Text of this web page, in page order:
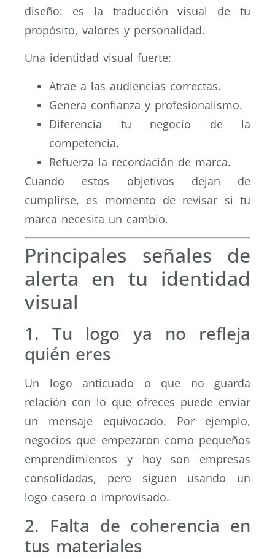
diseño: es la traducción visual de tu
propósito, valores y personalidad.
Una identidad visual fuerte:
Atrae a las audiencias correctas.
Genera confianza y profesionalismo.
Diferencia tu negocio de la
competencia.
Refuerza la recordación de marca.
Cuando estos objetivos dejan de
cumplirse, es momento de revisar si tu
marca necesita un cambio.
Principales señales de
alerta en tu identidad
visual
1. Tu logo ya no refleja
quién eres
Un logo anticuado o que no guarda
relación con lo que ofreces puede enviar
un mensaje equivocado. Por ejemplo,
negocios que empezaron como pequeños
emprendimientos y hoy son empresas
consolidadas, pero siguen usando un
logo casero o improvisado.
2. Falta de coherencia en
tus materiales